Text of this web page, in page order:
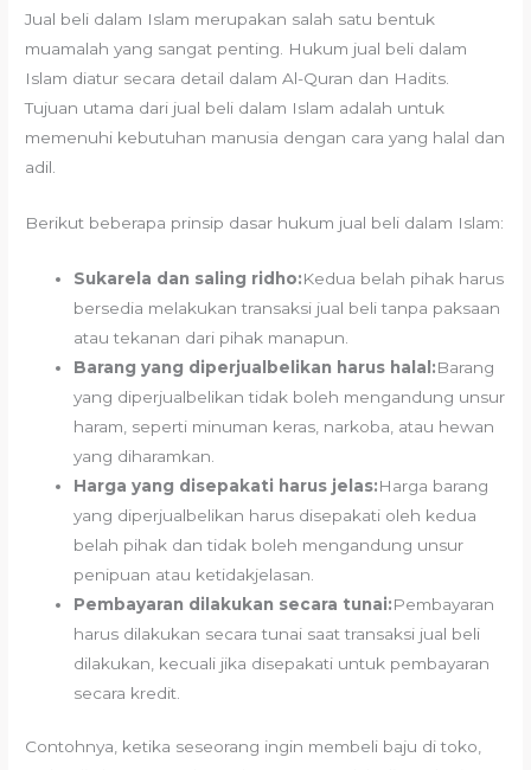
Jual beli dalam Islam merupakan salah satu bentuk
muamalah yang sangat penting. Hukum jual beli dalam
Islam diatur secara detail dalam Al-Quran dan Hadits.
Tujuan utama dari jual beli dalam Islam adalah untuk
memenuhi kebutuhan manusia dengan cara yang halal dan
adil.
Berikut beberapa prinsip dasar hukum jual beli dalam Islam:
Sukarela dan saling ridho:Kedua belah pihak harus
bersedia melakukan transaksi jual beli tanpa paksaan
atau tekanan dari pihak manapun.
Barang yang diperjualbelikan harus halal:Barang
yang diperjualbelikan tidak boleh mengandung unsur
haram, seperti minuman keras, narkoba, atau hewan
yang diharamkan.
Harga yang disepakati harus jelas:Harga barang
yang diperjualbelikan harus disepakati oleh kedua
belah pihak dan tidak boleh mengandung unsur
penipuan atau ketidakjelasan.
Pembayaran dilakukan secara tunai:Pembayaran
harus dilakukan secara tunai saat transaksi jual beli
dilakukan, kecuali jika disepakati untuk pembayaran
secara kredit.
Contohnya, ketika seseorang ingin membeli baju di toko,